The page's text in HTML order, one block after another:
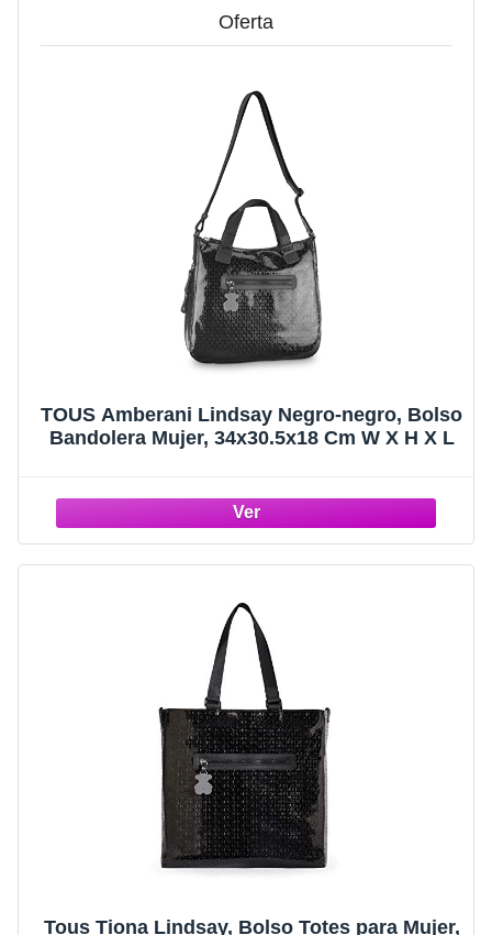
Oferta
TOUS Amberani Lindsay Negro-negro, Bolso
Bandolera Mujer, 34x30.5x18 Cm W X H X L
Tous Tiona Lindsay, Bolso Totes para Mujer,